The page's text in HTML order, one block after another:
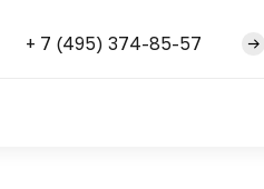
+ 7 (495) 374-85-57